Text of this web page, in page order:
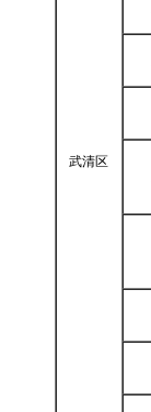
武清区